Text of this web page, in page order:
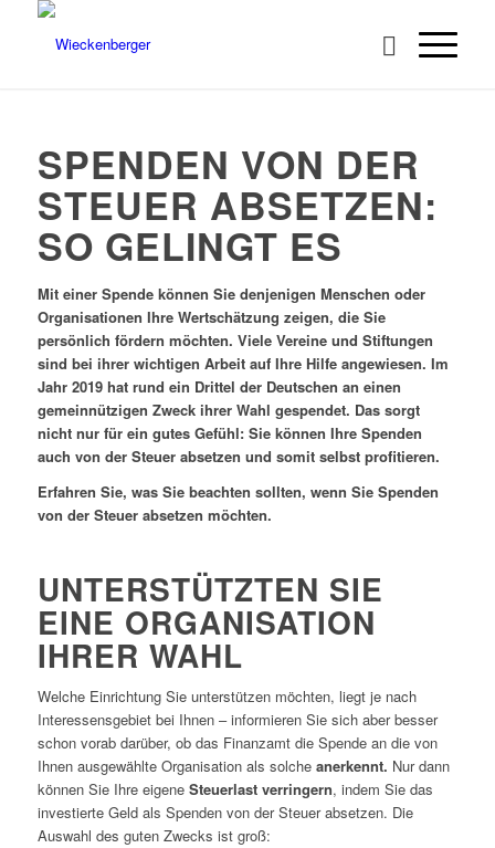
SPENDEN VON DER
STEUER ABSETZEN:
SO GELINGT ES
Mit einer Spende können Sie denjenigen Menschen oder
Organisationen Ihre Wertschätzung zeigen, die Sie
persönlich fördern möchten. Viele Vereine und Stiftungen
sind bei ihrer wichtigen Arbeit auf Ihre Hilfe angewiesen. Im
Jahr 2019 hat rund ein Drittel der Deutschen an einen
gemeinnützigen Zweck ihrer Wahl gespendet. Das sorgt
nicht nur für ein gutes Gefühl: Sie können Ihre Spenden
auch von der Steuer absetzen und somit selbst profitieren.
Erfahren Sie, was Sie beachten sollten, wenn Sie Spenden
von der Steuer absetzen möchten.
UNTERSTÜTZTEN SIE
EINE ORGANISATION
IHRER WAHL
Welche Einrichtung Sie unterstützen möchten, liegt je nach
Interessensgebiet bei Ihnen – informieren Sie sich aber besser
schon vorab darüber, ob das Finanzamt die Spende an die von
Ihnen ausgewählte Organisation als solche anerkennt. Nur dann
können Sie Ihre eigene Steuerlast verringern, indem Sie das
investierte Geld als Spenden von der Steuer absetzen. Die
Auswahl des guten Zwecks ist groß: